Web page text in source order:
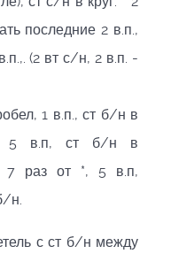
последние 2 в.п.,
(2 вт с/н, 2 в.п. -
1 в.п., ст б/н в
* 5 в.п, ст б/н в
7 раз от *, 5 в.п,
н.
с ст б/н между